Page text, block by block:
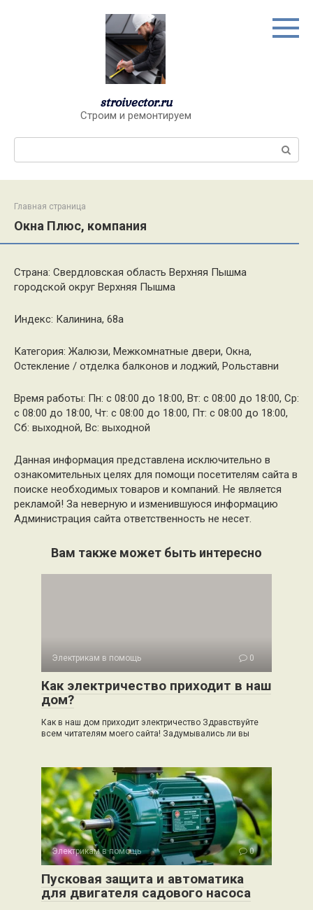
stroivector.ru
Строим и ремонтируем
Главная страница
Окна Плюс, компания
Страна: Свердловская область Верхняя Пышма
городской округ Верхняя Пышма
Индекс: Калинина, 68а
Категория: Жалюзи, Межкомнатные двери, Окна,
Остекление / отделка балконов и лоджий, Рольставни
Время работы: Пн: с 08:00 до 18:00, Вт: с 08:00 до 18:00, Ср:
с 08:00 до 18:00, Чт: с 08:00 до 18:00, Пт: с 08:00 до 18:00,
Сб: выходной, Вс: выходной
Данная информация представлена исключительно в
ознакомительных целях для помощи посетителям сайта в
поиске необходимых товаров и компаний. Не является
рекламой! За неверную и изменившуюся информацию
Администрация сайта ответственность не несет.
Вам также может быть интересно
Электрикам в помощь 0
Как электричество приходит в наш
дом?
Как в наш дом приходит электричество Здравствуйте
всем читателям моего сайта! Задумывались ли вы
Электрикам в помощь 0
Пусковая защита и автоматика
для двигателя садового насоса